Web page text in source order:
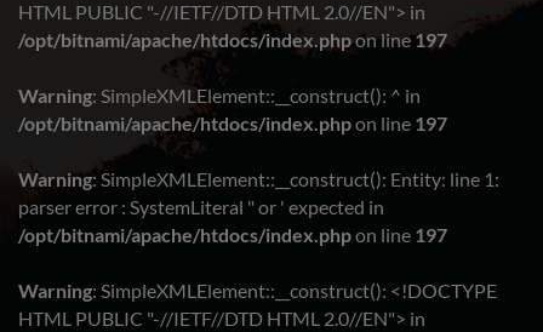
HTML PUBLIC "-//IETF//DTD HTML 2.0//EN"> in
/opt/bitnami/apache/htdocs/index.phpon line197
Warning: SimpleXMLElement::__construct(): ^ in
/opt/bitnami/apache/htdocs/index.phpon line 197
Warning: SimpleXMLElement::__construct(): Entity: line 1:
parser error : SystemLiteral " or ' expected in
/opt/bitnami/apache/htdocs/index.phpon line 197
Warning: SimpleXMLElement::__construct(): <!DOCTYPE
HTML PUBLIC "-//IETF//DTD HTML 2.0//EN"> in